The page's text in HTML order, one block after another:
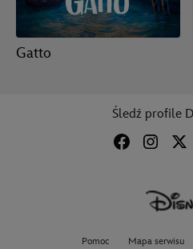
Gatto
Śledź profile
Pomoc Mapa serwisu